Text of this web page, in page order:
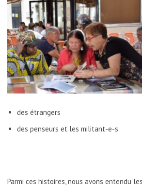
des étrangers
des penseurs et les militant-e-s
Parmi ces histoires, nous avons entendu